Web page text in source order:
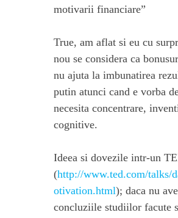
motivarii financiare”
True, am aflat si eu cu
nou se considera ca
nu ajuta la imbunatirea
putin atunci cand e vorba
necesita concentrare,
cognitive.
Ideea si dovezile intr-un
(http://www.ted.com/talks/
otivation.html); daca nu
concluziile studiilor facute